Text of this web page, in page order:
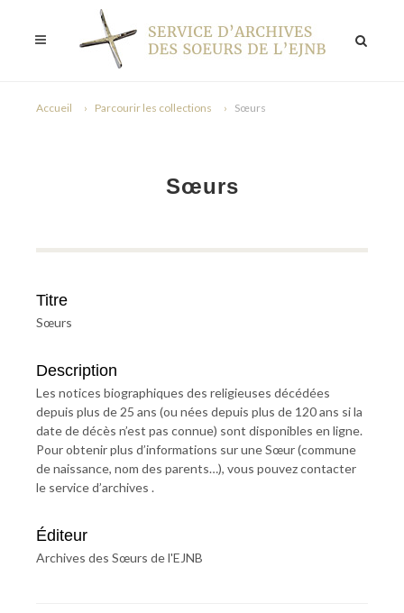
Accueil Parcourir les collections Sœurs
Sœurs
Titre
Sœurs
Description
Les notices biographiques des religieuses décédées
depuis plus de 25 ans (ou nées depuis plus de 120 ans si la
date de décès n’est pas connue) sont disponibles en ligne.
Pour obtenir plus d’informations sur une Sœur (commune
de naissance, nom des parents…), vous pouvez contacter
le service d’archives .
Éditeur
Archives des Sœurs de l'EJNB